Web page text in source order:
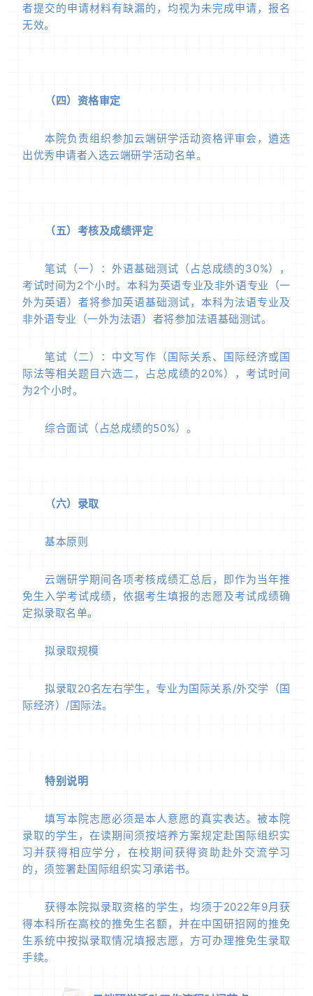
者提交的申请材料有缺漏的，均视为未完成申请，报名
无效。
（四）资格审定
本院负责组织参加云端研学活动资格评审会，遴选
出优秀申请者入选云端研学活动名单。
（五）考核及成绩评定
笔试（一）：外语基础测试（占总成绩的30%），
考试时间为2个小时。本科为英语专业及非外语专业（一
外为英语）者将参加英语基础测试，本科为法语专业及
非外语专业（一外为法语）者将参加法语基础测试。
笔试（二）：中文写作（国际关系、国际经济或国
际法等相关题目六选二，占总成绩的20%），考试时间
为2个小时。
综合面试（占总成绩的50%）。
（六）录取
基本原则
云端研学期间各项考核成绩汇总后，即作为当年推
免生入学考试成绩，依据考生填报的志愿及考试成绩确
定拟录取名单。
拟录取规模
拟录取20名左右学生，专业为国际关系/外交学（国
际经济）/国际法。
特别说明
填写本院志愿必须是本人意愿的真实表达。被本院
录取的学生，在读期间须按培养方案规定赴国际组织实
习并获得相应学分，在校期间获得资助赴外交流学习
的，须签署赴国际组织实习承诺书。
获得本院拟录取资格的学生，均须于2022年9月获
得本科所在高校的推免生名额，并在中国研招网的推免
生系统中按拟录取情况填报志愿，方可办理推免生录取
手续。